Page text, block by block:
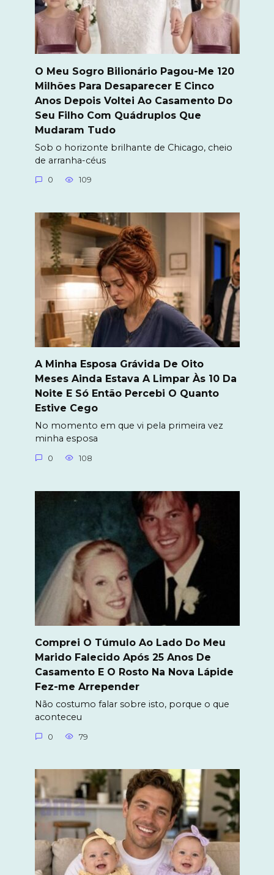
O Meu Sogro Bilionário Pagou-Me 120
Milhões Para Desaparecer E Cinco
Anos Depois Voltei Ao Casamento Do
Seu Filho Com Quádruplos Que
Mudaram Tudo
Sob o horizonte brilhante de Chicago, cheio
de arranha-céus
0 109
A Minha Esposa Grávida De Oito
Meses Ainda Estava A Limpar Às 10 Da
Noite E Só Então Percebi O Quanto
Estive Cego
No momento em que vi pela primeira vez
minha esposa
0 108
Comprei O Túmulo Ao Lado Do Meu
Marido Falecido Após 25 Anos De
Casamento E O Rosto Na Nova Lápide
Fez-me Arrepender
Não costumo falar sobre isto, porque o que
aconteceu
0 79